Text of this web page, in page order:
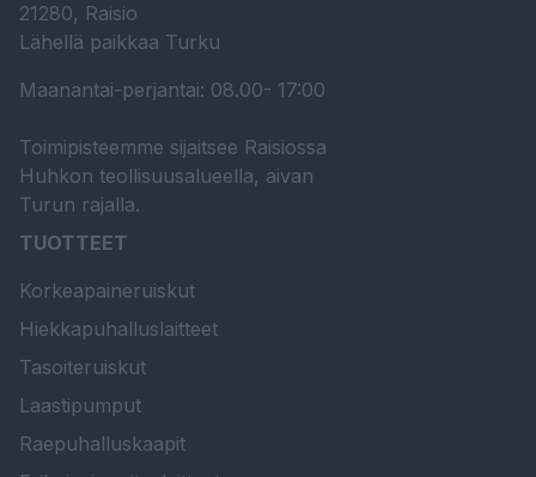
21280, Raisio
Lähellä paikkaa Turku
Maanantai-perjantai: 08.00- 17:00
Toimipisteemme sijaitsee Raisiossa
Huhkon teollisuusalueella, aivan
Turun rajalla.
TUOTTEET
Korkeapaineruiskut
Hiekkapuhalluslaitteet
Tasoiteruiskut
Laastipumput
Raepuhalluskaapit